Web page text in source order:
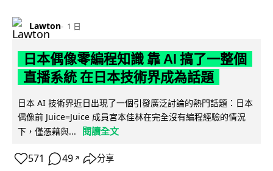
Lawton 1 日
日本偶像零編程知識 靠 AI 搞了一整個
直播系統 在日本技術界成為話題
日本 AI 技術界近日出現了一個引發廣泛討論的熱門話題：日本
偶像前 Juice=Juice 成員宮本佳林在完全沒有編程經驗的情況
下，僅憑藉與...
閱讀全文
571 49 ↗ 分享